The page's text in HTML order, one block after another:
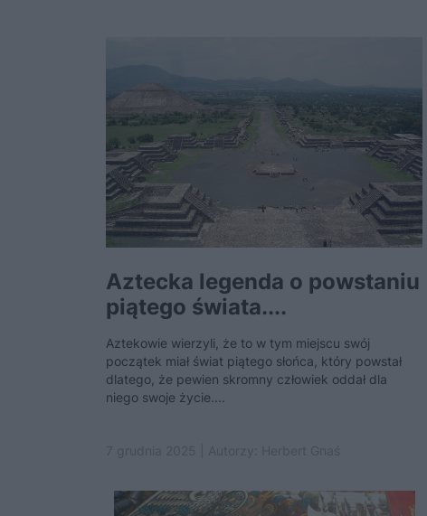
Aztecka legenda o powstaniu
piątego świata....
Aztekowie wierzyli, że to w tym miejscu swój
początek miał świat piątego słońca, który powstał
dlatego, że pewien skromny człowiek oddał dla
niego swoje życie....